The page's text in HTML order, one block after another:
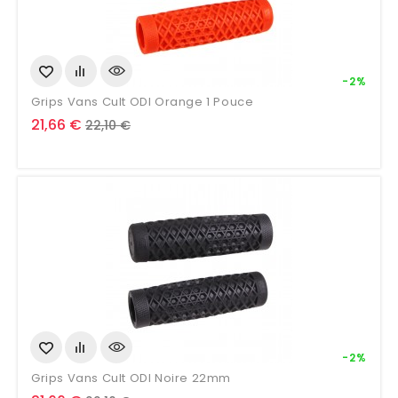
Grips Vans Cult ODI Orange 1 Pouce
Prix
21,66 €
-2%
Prix
22,10 €
Grips Vans Cult ODI Noire 22mm
-2%